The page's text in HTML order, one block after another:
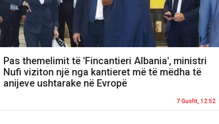
Pas themelimit të 'Fincantieri Albania', ministri
Nufi viziton një nga kantieret më të mëdha të
anijeve ushtarake në Evropë
7 Gusht, 12:52